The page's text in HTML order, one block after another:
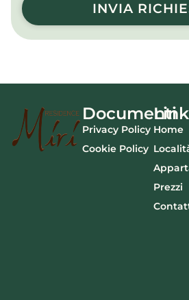
INVIA
Documenti
Privacy Policy
Cookie Policy
Link
Home
Prezzi